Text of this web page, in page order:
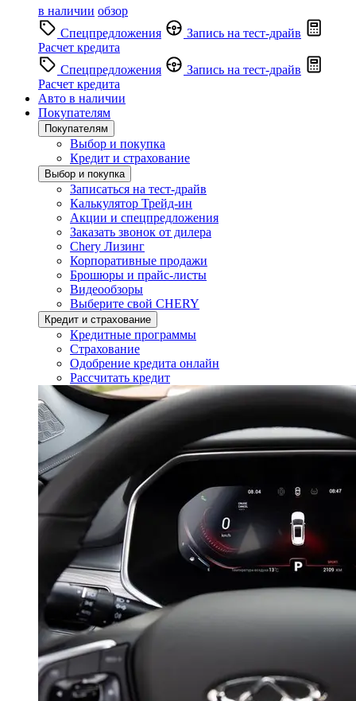
в наличии обзор
Спецпредложения
Запись на тест-драйв
Расчет кредита
Спецпредложения
Запись на тест-драйв
Расчет кредита
Авто в наличии
Покупателям
Покупателям
Выбор и покупка
Кредит и страхование
Выбор и покупка
Записаться на тест-драйв
Калькулятор Трейд-ин
Акции и спецпредложения
Заказать звонок от дилера
Chery Лизинг
Корпоративные продажи
Брошюры и прайс-листы
Видеообзоры
Выберите свой CHERY
Кредит и страхование
Кредитные программы
Страхование
Одобрение кредита онлайн
Рассчитать кредит